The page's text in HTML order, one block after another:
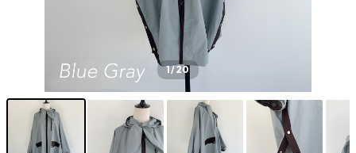
1/20